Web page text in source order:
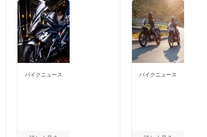
バイクニュース バイクニュース